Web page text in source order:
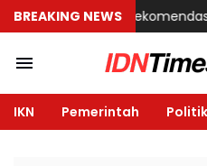
BREAKING NEWS
6 Rekomendasi Mobil
IKN Pemerintah Politik